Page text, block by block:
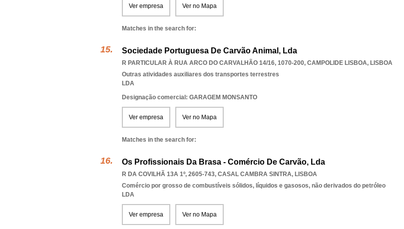
Ver empresa Ver no Mapa
Matches in the search for:
Sociedade Portuguesa De Carvão Animal, Lda
R PARTICULAR À RUA ARCO DO CARVALHÃO 14/16, 1070-200, CAMPOLIDE LISBOA, LISBOA
Outras atividades auxiliares dos transportes terrestres
LDA
Designação comercial: GARAGEM MONSANTO
Ver empresa Ver no Mapa
Matches in the search for:
Os Profissionais Da Brasa - Comércio De Carvão, Lda
R DA COVILHÃ 13A 1º, 2605-743, CASAL CAMBRA SINTRA, LISBOA
Comércio por grosso de combustíveis sólidos, líquidos e gasosos, não derivados do petróleo
LDA
Ver empresa Ver no Mapa